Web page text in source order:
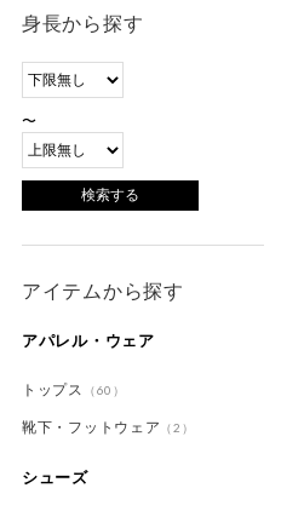
身長から探す
〜
アイテムから探す
アパレル・ウェア
トップス （60）
靴下・フットウェア （2）
シューズ